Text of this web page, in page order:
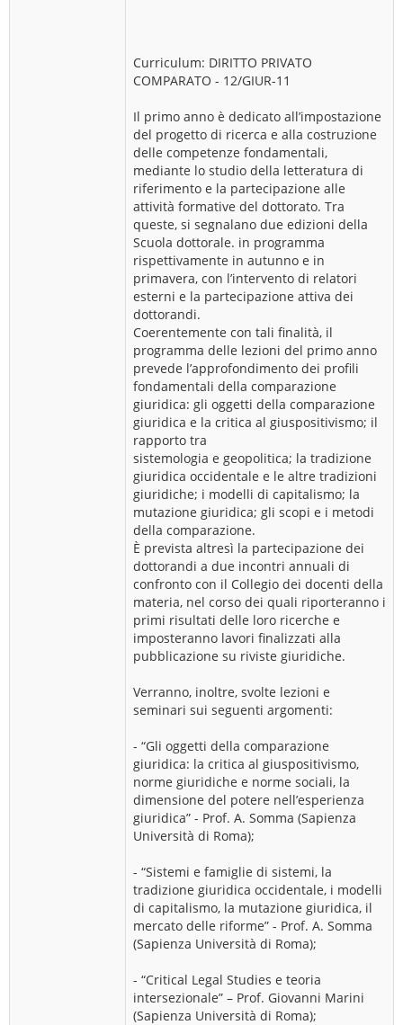
Curriculum: DIRITTO PRIVATO
COMPARATO - 12/GIUR-11
Il primo anno è dedicato all’impostazione
del progetto di ricerca e alla costruzione
delle competenze fondamentali,
mediante lo studio della letteratura di
riferimento e la partecipazione alle
attività formative del dottorato. Tra
queste, si segnalano due edizioni della
Scuola dottorale. in programma
rispettivamente in autunno e in
primavera, con l’intervento di relatori
esterni e la partecipazione attiva dei
dottorandi.
Coerentemente con tali finalità, il
programma delle lezioni del primo anno
prevede l’approfondimento dei profili
fondamentali della comparazione
giuridica: gli oggetti della comparazione
giuridica e la critica al giuspositivismo; il
rapporto tra
sistemologia e geopolitica; la tradizione
giuridica occidentale e le altre tradizioni
giuridiche; i modelli di capitalismo; la
mutazione giuridica; gli scopi e i metodi
della comparazione.
È prevista altresì la partecipazione dei
dottorandi a due incontri annuali di
confronto con il Collegio dei docenti della
materia, nel corso dei quali riporteranno i
primi risultati delle loro ricerche e
imposteranno lavori finalizzati alla
pubblicazione su riviste giuridiche.
Verranno, inoltre, svolte lezioni e
seminari sui seguenti argomenti:
- “Gli oggetti della comparazione
giuridica: la critica al giuspositivismo,
norme giuridiche e norme sociali, la
dimensione del potere nell’esperienza
giuridica” - Prof. A. Somma (Sapienza
Università di Roma);
- “Sistemi e famiglie di sistemi, la
tradizione giuridica occidentale, i modelli
di capitalismo, la mutazione giuridica, il
mercato delle riforme” - Prof. A. Somma
(Sapienza Università di Roma);
- “Critical Legal Studies e teoria
intersezionale” – Prof. Giovanni Marini
(Sapienza Università di Roma);